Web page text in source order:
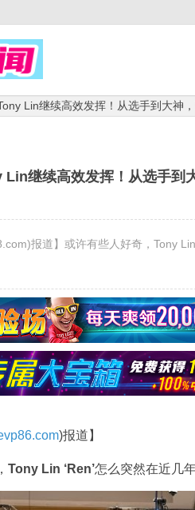
Lin继续高效发挥！从选手到大神
Lin继续高效发挥！从选手到
报道】或许有些人好奇，Tony
)报道】
Tony Lin ‘Ren’怎么突然在近几